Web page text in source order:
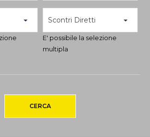
Scontri Diretti
E' possibile la selezione
multipla
CERCA